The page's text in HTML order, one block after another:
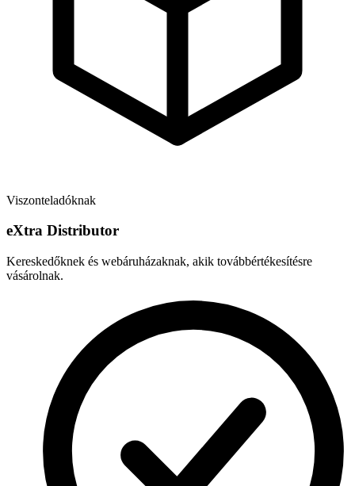
Viszonteladóknak
eXtra Distributor
Kereskedőknek és webáruházaknak, akik továbbértékesítésre
vásárolnak.